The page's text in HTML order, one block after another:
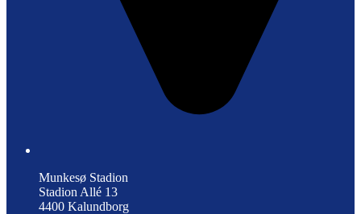
Munkesø Stadion
Stadion Allé 13
4400 Kalundborg